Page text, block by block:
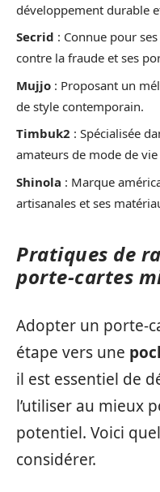
développement durable
Secrid : Connue pour
contre la fraude et ses
Mujjo : Proposant un
de style contemporain.
Timbuk2 : Spécialisée
amateurs de mode de
Shinola : Marque
artisanales et ses
Pratiques de
porte-cartes
Adopter un porte-
étape vers une
il est essentiel de
l’utiliser au mieux
potentiel. Voici
considérer.